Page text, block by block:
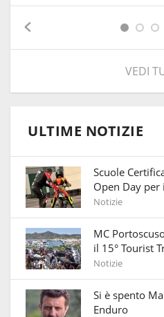
VEDI
ULTIME NOTIZIE
Scuole
Open Day per
Notizie
MC
il 15° Tourist
Notizie
Si è spento
Enduro